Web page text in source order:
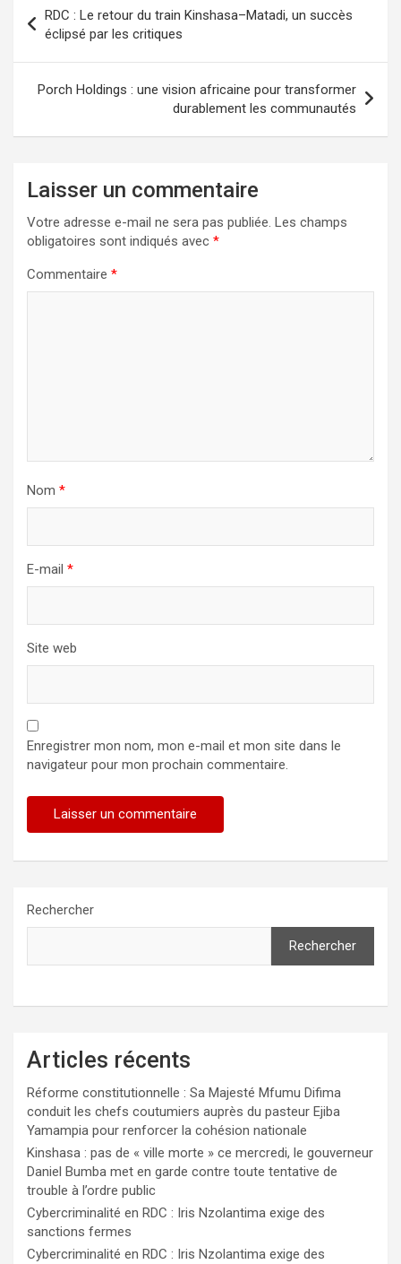
de
l’article
RDC : Le retour du train Kinshasa–Matadi, un succès
éclipsé par les critiques
Porch Holdings : une vision africaine pour transformer
durablement les communautés
Laisser un commentaire
Votre adresse e-mail ne sera pas publiée. Les champs
obligatoires sont indiqués avec *
Commentaire *
Nom *
E-mail *
Site web
Enregistrer mon nom, mon e-mail et mon site dans le
navigateur pour mon prochain commentaire.
Rechercher
Rechercher
Articles récents
Réforme constitutionnelle : Sa Majesté Mfumu Difima
conduit les chefs coutumiers auprès du pasteur Ejiba
Yamampia pour renforcer la cohésion nationale
Kinshasa : pas de « ville morte » ce mercredi, le gouverneur
Daniel Bumba met en garde contre toute tentative de
trouble à l’ordre public
Cybercriminalité en RDC : Iris Nzolantima exige des
sanctions fermes
Cybercriminalité en RDC : Iris Nzolantima exige des